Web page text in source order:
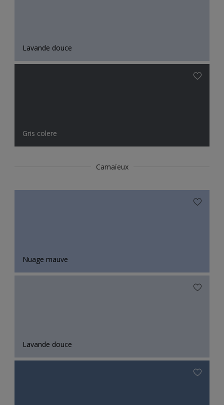
Lavande douce
Gris colere
Camaïeux
Nuage mauve
Lavande douce